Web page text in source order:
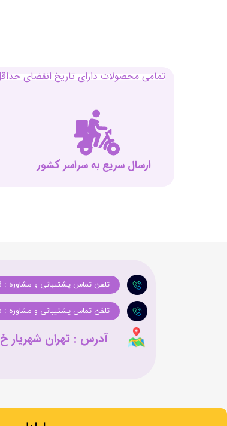
تمامی محصولات دارای تاریخ انقضای
ارسال سریع به سراسر کشور
تلفن تماس پشتیبانی و مشاوره : 09123207268
تلفن تماس پشتیبانی و مشاوره : 02165278985